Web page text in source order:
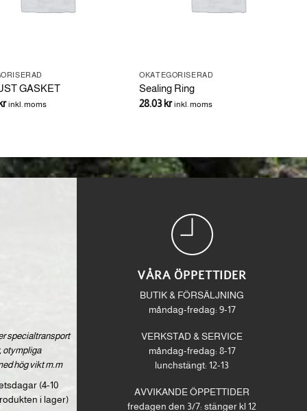
GASKET
inkl. moms
OKATEGORISERAD
Sealing Ring
28.03kr inkl. moms
specialtransport
otympliga
hög vikt m.m
(4-10
i lager)
VÅRA ÖPPETTIDER
BUTIK & FÖRSÄLJNING
måndag-fredag: 9-17
VERKSTAD & SERVICE
måndag-fredag: 8-17
lunchstängt: 12-13
AVVIKANDE ÖPPETTIDER
fredagen den 3/7: stänger kl 12